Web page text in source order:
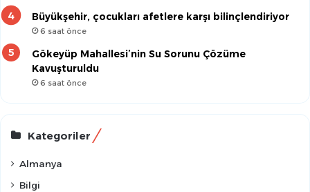
Büyükşehir, çocukları afetlere karşı bilinçlendiriyor
6 saat önce
Gökeyüp Mahallesi’nin Su Sorunu Çözüme
Kavuşturuldu
6 saat önce
Kategoriler
Almanya
Bilgi